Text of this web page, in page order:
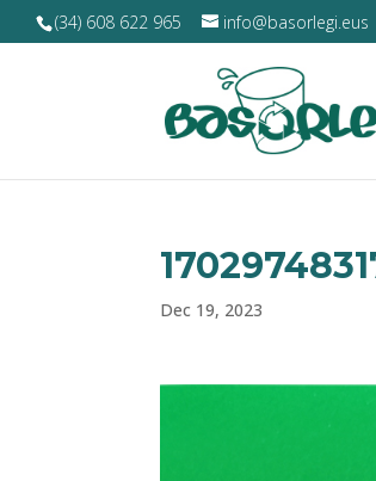
(34) 608 622 965 info@basorlegi.eus
Dec 19, 2023